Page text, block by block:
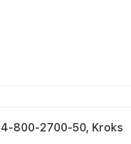
800-2700-50, Kroks